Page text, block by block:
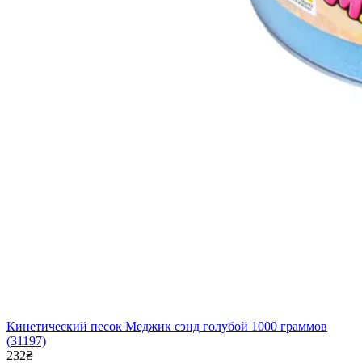
Кинетический песок Меджик сэнд голубой 1000 граммов
(31197)
232₴